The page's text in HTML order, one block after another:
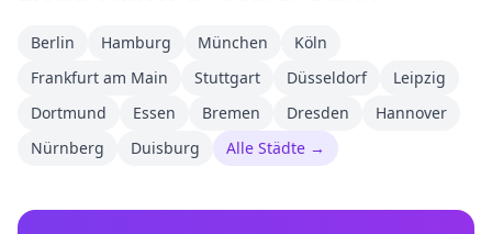
Berlin Hamburg München
Köln
Frankfurt am Main
Stuttgart Düsseldorf
Leipzig
Dortmund
Essen Bremen Dresden
Hannover
Nürnberg
Duisburg Alle Städte →